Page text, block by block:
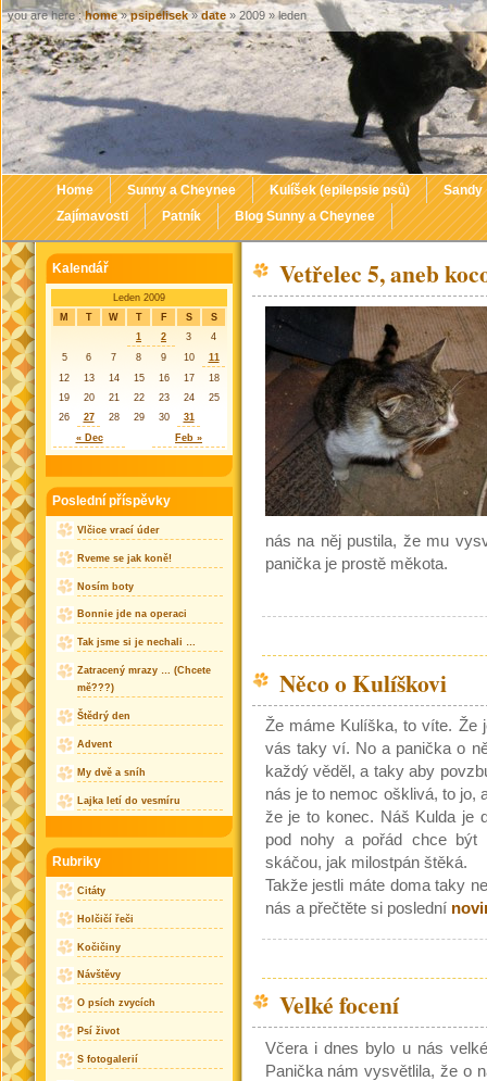
Home Sunny a Cheynee Kulíšek (epilepsie psů)
Sandy
Zajímavosti
Patník Blog Sunny a Cheynee
Vetřelec 5, aneb
nás na něj pustila, že mu
panička je prostě měkota.
Něco o Kulíškovi
Že máme Kulíška, to víte. Že
vás taky ví. No a panička o
každý věděl, a taky aby
nás je to nemoc ošklivá, to jo,
že je to konec. Náš Kulda je
pod nohy a pořád chce být
skáčou, jak milostpán štěká.
Takže jestli máte doma taky
nás a přečtěte si poslední
Velké focení
Včera i dnes bylo u nás
Panička nám vysvětlila, že o
Kalendář
Leden 2009
M
T W T F S S
« Dec Feb »
1 2 3
4
5
6 7 8 9 10
11
12
13 14 15 16 17
18
19
20 21 22 23 24
25
26
27 28 29 30 31
Poslední příspěvky
Vlčice vrací úder
Rveme se jak koně!
Nosím boty
Bonnie jde na operaci
Tak jsme si je nechali …
Zatracený mrazy … (Chcete
mě???)
Štědrý den
Advent
My dvě a sníh
Lajka letí do vesmíru
Rubriky
Citáty
Holčičí řeči
Kočičiny
Návštěvy
O psích zvycích
Psí život
S fotogalerií
you are here :home»psipelisek»date » 2009 » leden